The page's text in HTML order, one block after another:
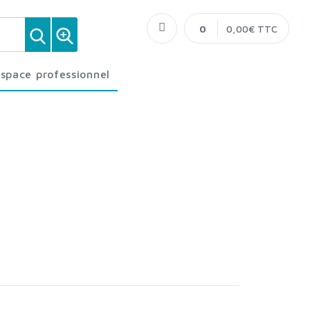
Espace professionnel
0 0,00€ TTC